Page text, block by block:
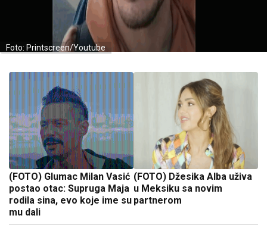
Foto: Printscreen/Youtube
(FOTO) Glumac Milan Vasić
postao otac: Supruga Maja
rodila sina, evo koje ime su
mu dali
(FOTO) Džesika Alba uživa
u Meksiku sa novim
partnerom